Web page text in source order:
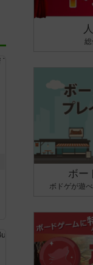
ボー
ボドゲが遊